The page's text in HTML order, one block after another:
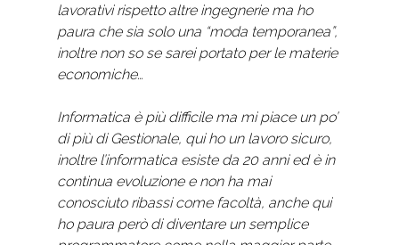
lavorativi rispetto altre ingegnerie ma ho
paura che sia solo una “moda temporanea”,
inoltre non so se sarei portato per le materie
economiche…
Informatica è più difficile ma mi piace un po’
di più di Gestionale, qui ho un lavoro sicuro,
inoltre l’informatica esiste da 20 anni ed è in
continua evoluzione e non ha mai
conosciuto ribassi come facoltà, anche qui
ho paura però di diventare un semplice